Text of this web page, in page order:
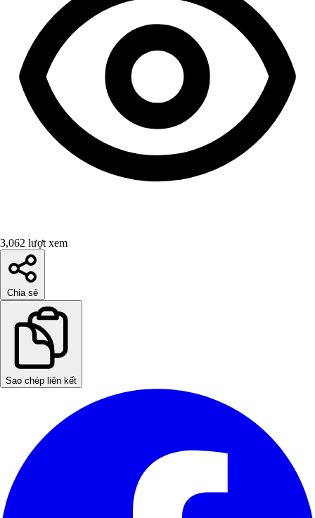
3,062 lượt xem
Chia sẻ
Sao chép liên kết